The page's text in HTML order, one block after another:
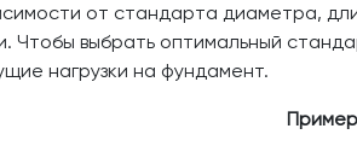
от стандарта диаметра,
Чтобы выбрать оптимальный
нагрузки на фундамент.